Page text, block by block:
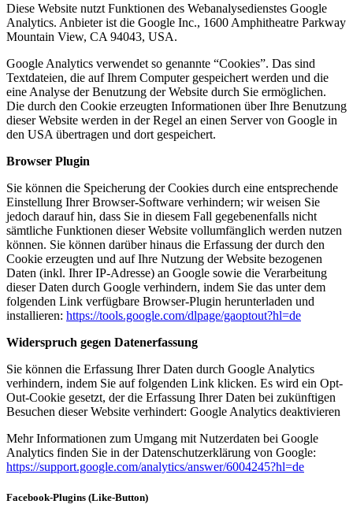
Diese Website nutzt Funktionen des Webanalysedienstes Google
Analytics. Anbieter ist die Google Inc., 1600 Amphitheatre Parkway
Mountain View, CA 94043, USA.
Google Analytics verwendet so genannte “Cookies”. Das sind
Textdateien, die auf Ihrem Computer gespeichert werden und die
eine Analyse der Benutzung der Website durch Sie ermöglichen.
Die durch den Cookie erzeugten Informationen über Ihre Benutzung
dieser Website werden in der Regel an einen Server von Google in
den USA übertragen und dort gespeichert.
Browser Plugin
Sie können die Speicherung der Cookies durch eine entsprechende
Einstellung Ihrer Browser-Software verhindern; wir weisen Sie
jedoch darauf hin, dass Sie in diesem Fall gegebenenfalls nicht
sämtliche Funktionen dieser Website vollumfänglich werden nutzen
können. Sie können darüber hinaus die Erfassung der durch den
Cookie erzeugten und auf Ihre Nutzung der Website bezogenen
Daten (inkl. Ihrer IP-Adresse) an Google sowie die Verarbeitung
dieser Daten durch Google verhindern, indem Sie das unter dem
folgenden Link verfügbare Browser-Plugin herunterladen und
installieren: https://tools.google.com/dlpage/gaoptout?hl=de
Widerspruch gegen Datenerfassung
Sie können die Erfassung Ihrer Daten durch Google Analytics
verhindern, indem Sie auf folgenden Link klicken. Es wird ein Opt-
Out-Cookie gesetzt, der die Erfassung Ihrer Daten bei zukünftigen
Besuchen dieser Website verhindert: Google Analytics deaktivieren
Mehr Informationen zum Umgang mit Nutzerdaten bei Google
Analytics finden Sie in der Datenschutzerklärung von Google:
https://support.google.com/analytics/answer/6004245?hl=de
Facebook-Plugins (Like-Button)